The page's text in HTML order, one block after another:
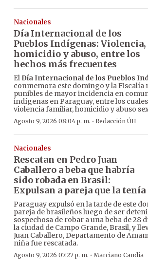
Nacionales
Día Internacional de los
Pueblos Indígenas: Violencia,
homicidio y abuso, entre los
hechos más frecuentes
El Día Internacional de los Pueblos
conmemora este domingo y la Fiscalía
punibles de mayor incidencia en
indígenas en Paraguay, entre los
violencia familiar, homicidio y abuso
Agosto 9, 2026 08:04 p. m. · Redacción ÚH
Nacionales
Rescatan en Pedro Juan
Caballero a beba que habría
sido robada en Brasil:
Expulsan a pareja que la tenía
Paraguay expulsó en la tarde de este
pareja de brasileños luego de ser
sospechosa de robar a una beba de 28
la ciudad de Campo Grande, Brasil, y
Juan Caballero, Departamento de
niña fue rescatada.
Agosto 9, 2026 07:27 p. m. · Marciano Candia